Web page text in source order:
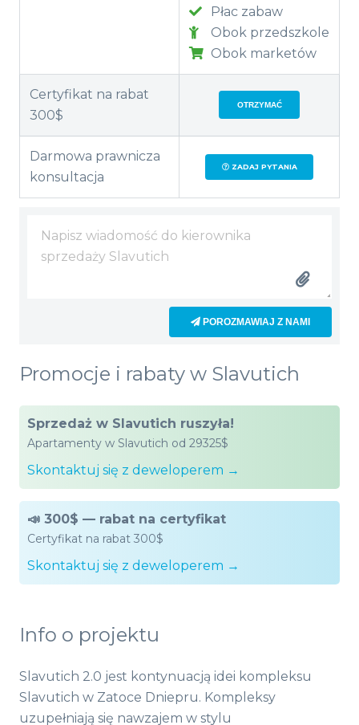
Płac zabaw
Obok przedszkole
Obok marketów
Certyfikat na rabat
300$
OTRZYMAĆ
Darmowa prawnicza
konsultacja
ZADAJ PYTANIA
POROZMAWIAJ Z NAMI
Promocje i rabaty w Slavutich
Sprzedaż w Slavutich ruszyła!
Apartamenty w Slavutich od 29325$
Skontaktuj się z deweloperem →
📣 300$ — rabat na certyfikat
Certyfikat na rabat 300$
Skontaktuj się z deweloperem →
Info o projektu
Slavutich 2.0 jest kontynuacją idei kompleksu
Slavutich w Zatoce Dniepru. Kompleksy
uzupełniają się nawzajem w stylu